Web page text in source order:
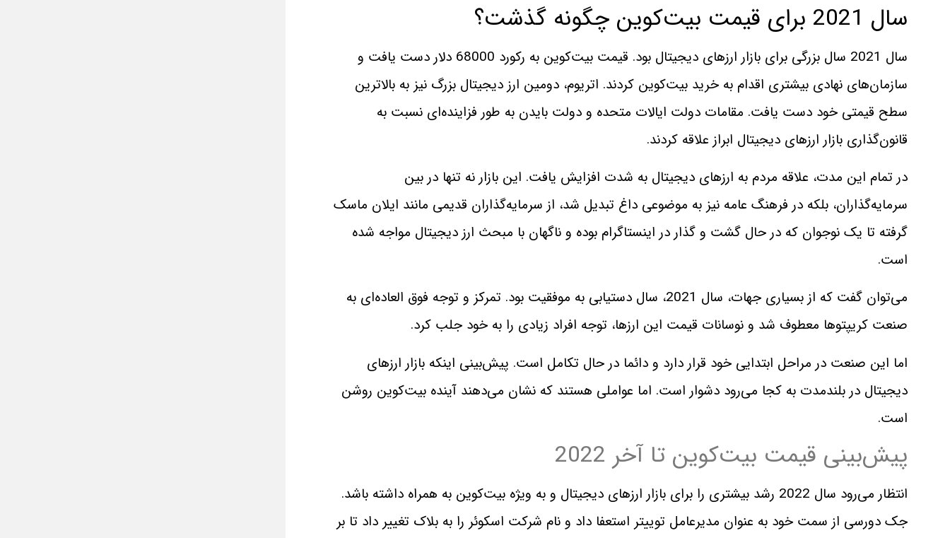
سال 2021 برای قیمت بیت‌کوین چگونه گذشت؟
سال 2021 سال بزرگی برای بازار ارزهای دیجیتال بود. قیمت بیت‌کوین به رکورد 68000 دلار دست یافت و
سازمان‌های نهادی بیشتری اقدام به خرید بیت‌کوین کردند. اتریوم، دومین ارز دیجیتال بزرگ نیز به بالاترین
سطح قیمتی خود دست یافت. مقامات دولت ایالات متحده و دولت بایدن به طور فزاینده‌ای نسبت به
قانون‌گذاری بازار ارزهای دیجیتال ابراز علاقه کردند.
در تمام این مدت، علاقه مردم به ارزهای دیجیتال به شدت افزایش یافت. این بازار نه تنها در بین
سرمایه‌گذاران، بلکه در فرهنگ عامه نیز به موضوعی داغ تبدیل شد، از سرمایه‌گذاران قدیمی مانند ایلان ماسک
گرفته تا یک نوجوان که در حال گشت و گذار در اینستاگرام بوده و ناگهان با مبحث ارز دیجیتال مواجه شده
است.
می‌توان گفت که از بسیاری جهات، سال 2021، سال دستیابی به موفقیت بود. تمرکز و توجه فوق العاده‌ای به
صنعت کریپتوها معطوف شد و نوسانات قیمت این ارزها، توجه افراد زیادی را به خود جلب کرد.
اما این صنعت در مراحل ابتدایی خود قرار دارد و دائما در حال تکامل است. پیش‌بینی اینکه بازار ارزهای
دیجیتال در بلندمدت به کجا می‌رود دشوار است. اما عواملی هستند که نشان می‌دهند آینده بیت‌کوین روشن
است.
پیش‌بینی قیمت بیت‌کوین تا آخر 2022
انتظار می‌رود سال 2022 رشد بیشتری را برای بازار ارزهای دیجیتال و به ویژه بیت‌کوین به همراه داشته باشد.
جک دورسی از سمت خود به عنوان مدیرعامل توییتر استعفا داد و نام شرکت اسکوئر را به بلاک تغییر داد تا بر